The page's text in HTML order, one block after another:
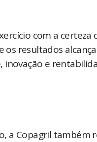
com a
os resultados
inovação e
a Copagril também